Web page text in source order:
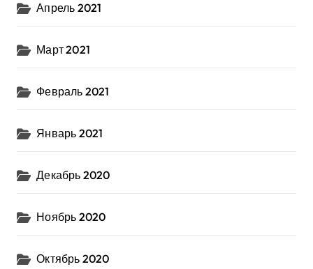
Апрель 2021
Март 2021
Февраль 2021
Январь 2021
Декабрь 2020
Ноябрь 2020
Октябрь 2020